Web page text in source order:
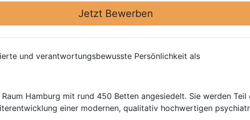
Jetzt Bewerben
und verantwortungsbewusste Persönlichkeit als
Hamburg mit rund 450 Betten angesiedelt. Sie werden Teil
einer modernen, qualitativ hochwertigen